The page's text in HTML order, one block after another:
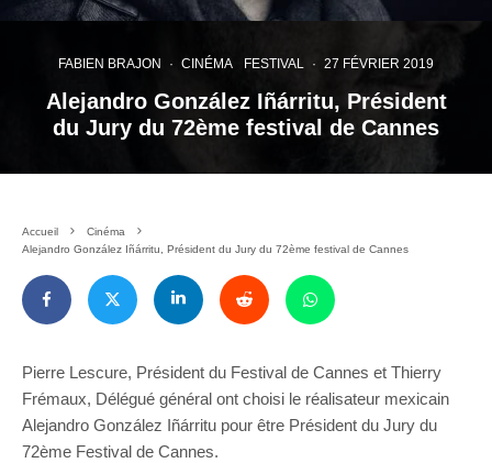
FABIEN BRAJON · CINÉMA FESTIVAL · 27 FÉVRIER 2019
Alejandro González Iñárritu, Président
du Jury du 72ème festival de Cannes
Accueil
Cinéma
Alejandro González Iñárritu, Président du Jury du 72ème festival de Cannes
Pierre Lescure, Président du Festival de Cannes et Thierry
Frémaux, Délégué général ont choisi le réalisateur mexicain
Alejandro González Iñárritu pour être Président du Jury du
72ème Festival de Cannes.